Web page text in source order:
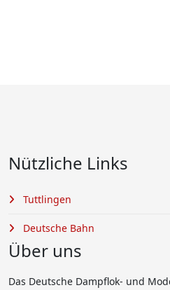
Nützliche Links
Tuttlingen
Deutsche Bahn
Über uns
Das Deutsche Dampflok- und